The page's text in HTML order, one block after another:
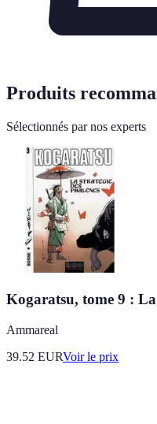
Produits
Sélectionnés par nos experts
Kogaratsu, tome 9 : La
Ammareal
39.52 EURVoir le prix